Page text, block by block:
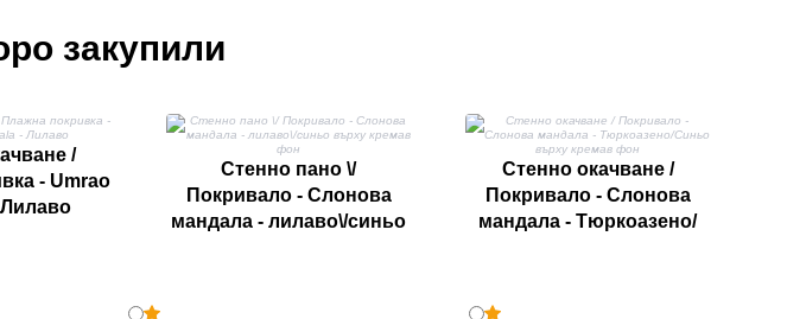
закупили
/
- Umrao
Лилаво
Стенно пано \/
Покривало - Слонова
мандала - лилаво\/синьо
Стенно окачване /
Покривало - Слонова
мандала - Тюркоазено/